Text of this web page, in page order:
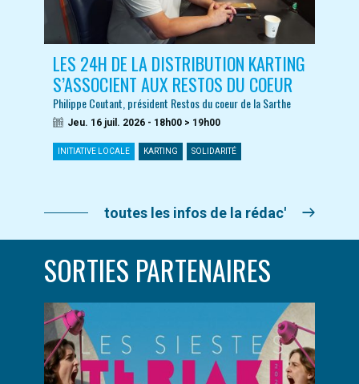
LES 24H DE LA DISTRIBUTION KARTING
S’ASSOCIENT AUX RESTOS DU COEUR
Philippe Coutant, président Restos du coeur de la Sarthe
Jeu. 16 juil. 2026 - 18h00 > 19h00
INITIATIVE LOCALE KARTING SOLIDARITÉ
toutes les infos de la rédac'
SORTIES PARTENAIRES